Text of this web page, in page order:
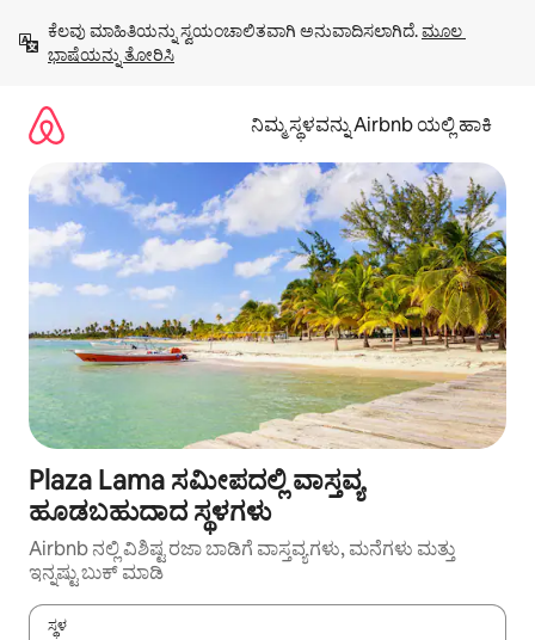
ಹೋಗಿ
ಕೆಲವು ಮಾಹಿತಿಯನ್ನು ಸ್ವಯಂಚಾಲಿತವಾಗಿ ಅನುವಾದಿಸಲಾಗಿದೆ. ಮೂಲ
ಭಾಷೆಯನ್ನು ತೋರಿಸಿ
ನಿಮ್ಮ ಸ್ಥಳವನ್ನು Airbnb ಯಲ್ಲಿ ಹಾಕಿ
Plaza Lama ಸಮೀಪದಲ್ಲಿ ವಾಸ್ತವ್ಯ
ಹೂಡಬಹುದಾದ ಸ್ಥಳಗಳು
Airbnb ನಲ್ಲಿ ವಿಶಿಷ್ಟ ರಜಾ ಬಾಡಿಗೆ ವಾಸ್ತವ್ಯಗಳು, ಮನೆಗಳು ಮತ್ತು
ಇನ್ನಷ್ಟು ಬುಕ್ ಮಾಡಿ
ಸ್ಥಳ